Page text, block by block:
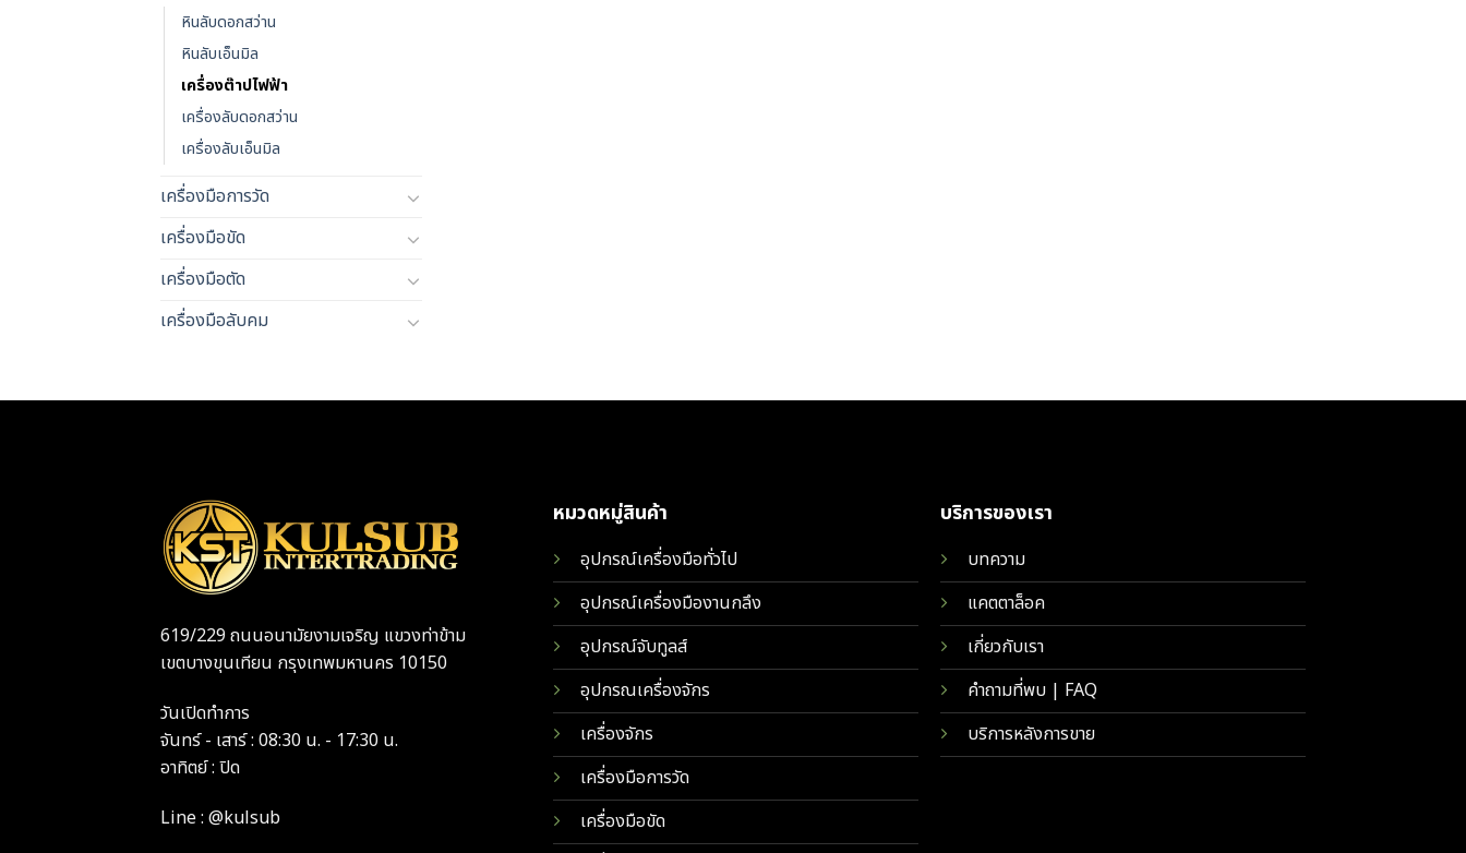
หินลับดอกสว่าน
หินลับเอ็นมิล
เครื่องต๊าปไฟฟ้า
เครื่องลับดอกสว่าน
เครื่องลับเอ็นมิล
เครื่องมือการวัด
เครื่องมือขัด
เครื่องมือตัด
เครื่องมือลับคม
619/229 ถนนอนามัยงามเจริญ แขวงท่าข้าม
เขตบางขุนเทียน กรุงเทพมหานคร 10150
วันเปิดทำการ
จันทร์ - เสาร์ : 08:30 น. - 17:30 น.
อาทิตย์ : ปิด
Line : @kulsub
หมวดหมู่สินค้า
อุปกรณ์เครื่องมือทั่วไป
อุปกรณ์เครื่องมืองานกลึง
อุปกรณ์จับทูลส์
อุปกรณเครื่องจักร
เครื่องจักร
เครื่องมือการวัด
เครื่องมือขัด
บริการของเรา
บทความ
แคตตาล็อค
เกี่ยวกับเรา
คำถามที่พบ | FAQ
บริการหลังการขาย